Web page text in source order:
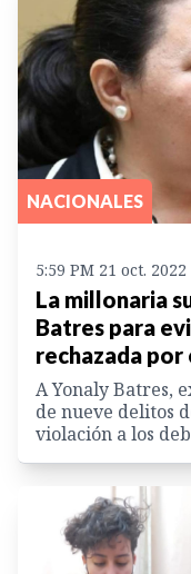
NACIONALES
5:59 PM 21 oct. 2022
La millonaria
Batres para
rechazada por
A Yonaly Batres,
de nueve delitos
violación a los